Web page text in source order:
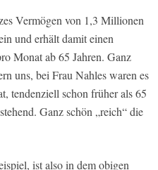
Vermögen von 1,3 Millionen
und erhält damit einen
Monat ab 65 Jahren. Ganz
uns, bei Frau Nahles waren es
tendenziell schon früher als 65
Ganz schön „reich“ die
ist also in dem obigen